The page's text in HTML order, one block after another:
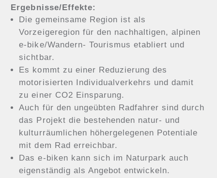
Ergebnisse/Effekte:
Die gemeinsame Region ist als
Vorzeigeregion für den nachhaltigen, alpinen
e-bike/Wandern- Tourismus etabliert und
sichtbar.
Es kommt zu einer Reduzierung des
motorisierten Individualverkehrs und damit
zu einer CO2 Einsparung.
Auch für den ungeübten Radfahrer sind durch
das Projekt die bestehenden natur- und
kulturräumlichen höhergelegenen Potentiale
mit dem Rad erreichbar.
Das e-biken kann sich im Naturpark auch
eigenständig als Angebot entwickeln.